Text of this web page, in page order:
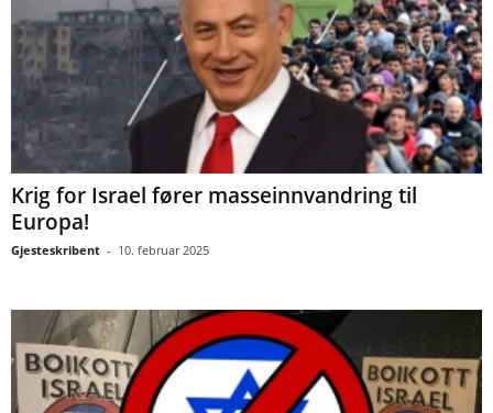
Krig for Israel fører masseinnvandring til
Europa!
Gjesteskribent - 10. februar 2025